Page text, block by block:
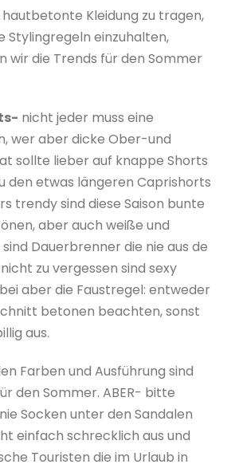
hautbetonte Kleidung zu tragen,
Stylingregeln einzuhalten,
wir die Trends für den Sommer
nicht jeder muss eine
wer aber dicke Ober-und
sollte lieber auf knappe Shorts
den etwas längeren Caprishorts
trendy sind diese Saison bunte
aber auch weiße und
Dauerbrenner die nie aus de
zu vergessen sind sexy
aber die Faustregel: entweder
betonen beachten, sonst
aus.
Farben und Ausführung sind
den Sommer. ABER- bitte
Socken unter den Sandalen
einfach schrecklich aus und
Touristen die im Urlaub in